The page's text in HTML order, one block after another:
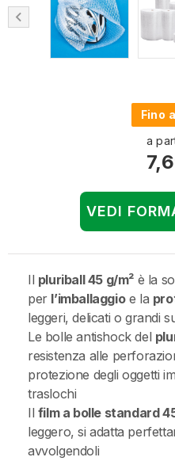
chevron_left
Fino
a
VEDI
Il pluriball 45 g/m² è la
per l’imballaggioe la
leggeri, delicati o grandi
Le bolle antishock del
resistenza alle
protezione degli oggetti
traslochi
Il film a bolle standard
leggero, si adatta
avvolgendoli